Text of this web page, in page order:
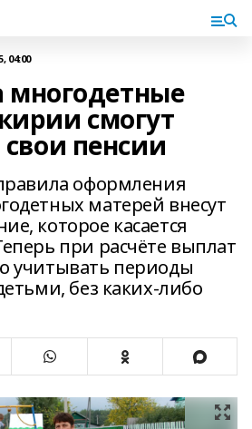
04:00
многодетные
смогут
пенсии
оформления
матерей внесут
которое касается
при расчёте выплат
учитывать периоды
без каких-либо